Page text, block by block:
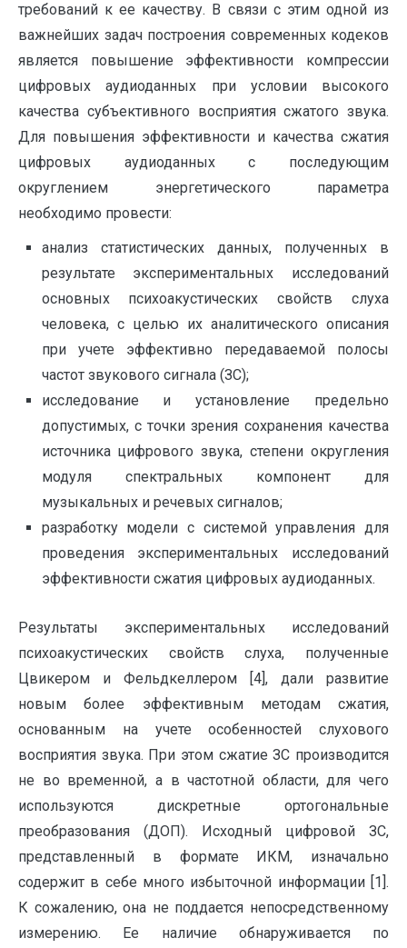
требований к ее качеству. В связи с этим одной из
важнейших задач построения современных кодеков
является повышение эффективности компрессии
цифровых аудиоданных при условии высокого
качества субъективного восприятия сжатого звука.
Для повышения эффективности и качества сжатия
цифровых аудиоданных с последующим
округлением энергетического параметра
необходимо провести:
анализ статистических данных, полученных в
результате экспериментальных исследований
основных психоакустических свойств слуха
человека, с целью их аналитического описания
при учете эффективно передаваемой полосы
частот звукового сигнала (ЗС);
исследование и установление предельно
допустимых, с точки зрения сохранения качества
источника цифрового звука, степени округления
модуля спектральных компонент для
музыкальных и речевых сигналов;
разработку модели с системой управления для
проведения экспериментальных исследований
эффективности сжатия цифровых аудиоданных.
Результаты экспериментальных исследований
психоакустических свойств слуха, полученные
Цвикером и Фельдкеллером [4], дали развитие
новым более эффективным методам сжатия,
основанным на учете особенностей слухового
восприятия звука. При этом сжатие ЗС производится
не во временной, а в частотной области, для чего
используются дискретные ортогональные
преобразования (ДОП). Исходный цифровой ЗС,
представленный в формате ИКМ, изначально
содержит в себе много избыточной информации [1].
К сожалению, она не поддается непосредственному
измерению. Ее наличие обнаруживается по